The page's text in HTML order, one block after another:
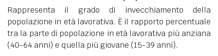
Rappresenta il grado di invecchiamento della
popolazione in età lavorativa. È il rapporto percentuale
tra la parte di popolazione in età lavorativa più anziana
(40-64 anni) e quella più giovane (15-39 anni).